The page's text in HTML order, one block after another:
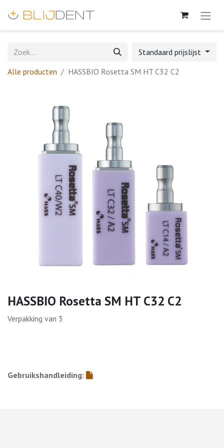
Standaard prijslijst
Alle producten
HASSBIO Rosetta SM HT C32 C2
HASSBIO Rosetta SM HT C32 C2
Verpakking van 3
Gebruikshandleiding: